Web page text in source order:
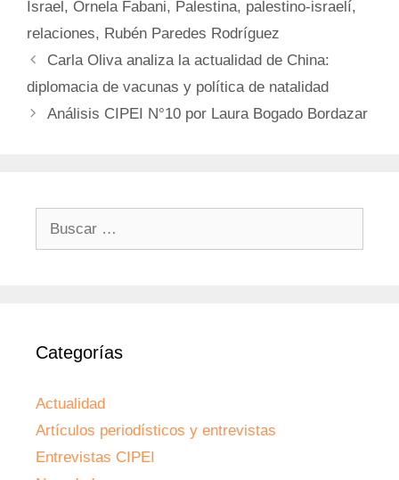
Israel, Ornela Fabani, Palestina, palestino-israelí,
relaciones, Rubén Paredes Rodríguez
Carla Oliva analiza la actualidad de China:
diplomacia de vacunas y política de natalidad
Análisis CIPEI N°10 por Laura Bogado Bordazar
Categorías
Actualidad
Artículos periodísticos y entrevistas
Entrevistas CIPEI